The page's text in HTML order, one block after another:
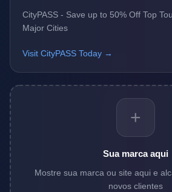
CityPASS - Save up to 50% Off Top
Major Cities
Visit CityPASS Today →
+
Sua marca aqui
Mostre sua marca ou site aqui e
novos clientes